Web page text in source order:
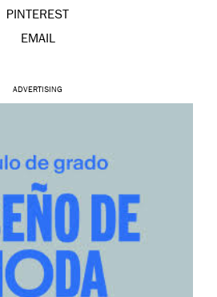
PINTEREST
EMAIL
ADVERTISING